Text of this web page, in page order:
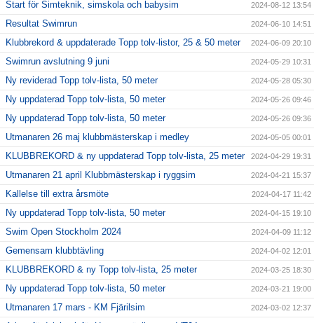
Start för Simteknik, simskola och babysim 2024-08-12 13:54
Resultat Swimrun 2024-06-10 14:51
Klubbrekord & uppdaterade Topp tolv-listor, 25 & 50 meter 2024-06-09 20:10
Swimrun avslutning 9 juni 2024-05-29 10:31
Ny reviderad Topp tolv-lista, 50 meter 2024-05-28 05:30
Ny uppdaterad Topp tolv-lista, 50 meter 2024-05-26 09:46
Ny uppdaterad Topp tolv-lista, 50 meter 2024-05-26 09:36
Utmanaren 26 maj klubbmästerskap i medley 2024-05-05 00:01
KLUBBREKORD & ny uppdaterad Topp tolv-lista, 25 meter 2024-04-29 19:31
Utmanaren 21 april Klubbmästerskap i ryggsim 2024-04-21 15:37
Kallelse till extra årsmöte 2024-04-17 11:42
Ny uppdaterad Topp tolv-lista, 50 meter 2024-04-15 19:10
Swim Open Stockholm 2024 2024-04-09 11:12
Gemensam klubbtävling 2024-04-02 12:01
KLUBBREKORD & ny Topp tolv-lista, 25 meter 2024-03-25 18:30
Ny uppdaterad Topp tolv-lista, 50 meter 2024-03-21 19:00
Utmanaren 17 mars - KM Fjärilsim 2024-03-02 12:37